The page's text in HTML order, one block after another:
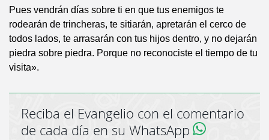
Pues vendrán días sobre ti en que tus enemigos te
rodearán de trincheras, te sitiarán, apretarán el cerco de
todos lados, te arrasarán con tus hijos dentro, y no dejarán
piedra sobre piedra. Porque no reconociste el tiempo de tu
visita».
Reciba el Evangelio con el comentario
de cada día en su WhatsApp